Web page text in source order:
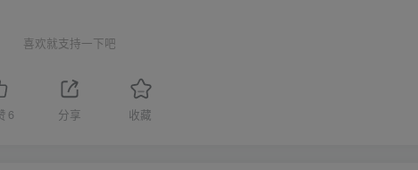
喜欢就支持一下吧
6 分享 收藏